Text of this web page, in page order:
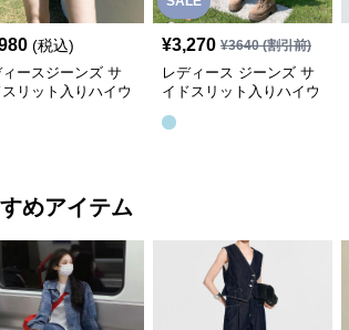
(税込)
ィースジーンズ サ
リット入りハイウ
¥3,270 ¥3640(割引前)
レディース ジーンズ サ
イドスリット入りハイウ
カート
めアイテム